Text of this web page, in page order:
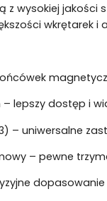
z wysokiej
wkrętarek i
– lepszy dostęp i
– uniwersalne
– pewne
dopasowanie